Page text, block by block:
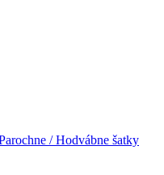
/ Hodvábne šatky